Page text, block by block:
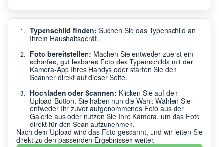
Typenschild finden: Suchen Sie das Typenschild an
Ihrem Haushaltsgerät.
Foto bereitstellen: Machen Sie entweder zuerst ein
scharfes, gut lesbares Foto des Typenschilds mit der
Kamera-App Ihres Handys oder starten Sie den
Scanner direkt auf dieser Seite.
Hochladen oder Scannen: Klicken Sie auf den
Upload-Button. Sie haben nun die Wahl: Wählen Sie
entweder Ihr zuvor aufgenommenes Foto aus der
Galerie aus oder nutzen Sie Ihre Kamera, um das Foto
direkt für den Scan aufzunehmen.
Nach dem Upload wird das Foto gescannt, und wir leiten Sie
direkt zu den passenden Ergebnissen weiter.